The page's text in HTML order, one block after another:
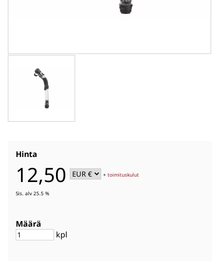
Hinta
12,50 +toimituskulut
Sis. alv 25.5 %
Määrä
kpl